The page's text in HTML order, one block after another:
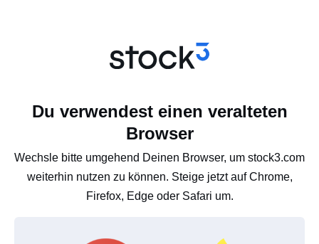
Du verwendest einen veralteten
Browser
Wechsle bitte umgehend Deinen Browser, um stock3.com
weiterhin nutzen zu können. Steige jetzt auf Chrome,
Firefox, Edge oder Safari um.